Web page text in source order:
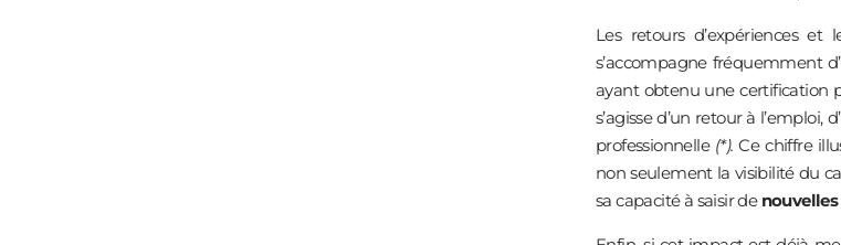
Les retours d’expériences
s’accompagne fréquemment
ayant obtenu une certification
s’agisse d’un retour à
professionnelle (*). Ce chiffre
non seulement la visibilité du
sa capacité à saisir de